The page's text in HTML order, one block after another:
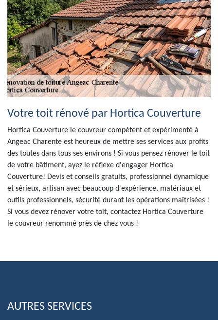
Votre toit rénové par Hortica Couverture
Hortica Couverture le couvreur compétent et expérimenté à
Angeac Charente est heureux de mettre ses services aux profits
des toutes dans tous ses environs ! Si vous pensez rénover le toit
de votre bâtiment, ayez le réflexe d'engager Hortica
Couverture! Devis et conseils gratuits, professionnel dynamique
et sérieux, artisan avec beaucoup d'expérience, matériaux et
outils professionnels, sécurité durant les opérations maîtrisées !
Si vous devez rénover votre toit, contactez Hortica Couverture
le couvreur renommé près de chez vous !
AUTRES SERVICES